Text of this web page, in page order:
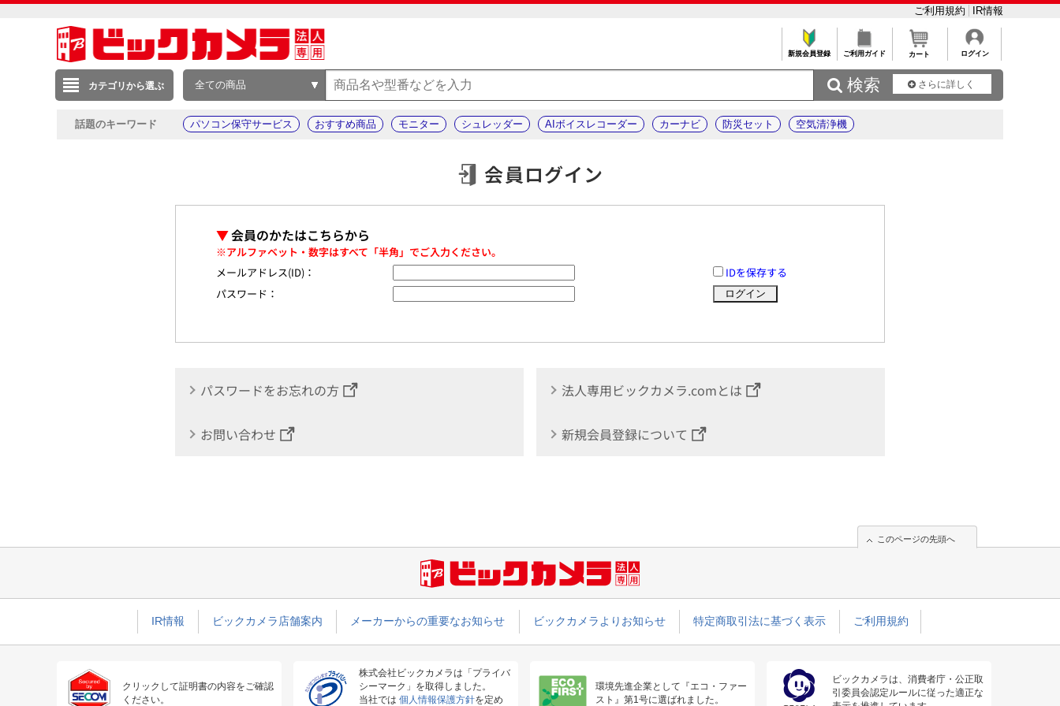
ご利用規約 IR情報
新規会員登録 ご利用ガイド カート ログイン
カテゴリから選ぶ 全ての商品  検索 さらに詳しく
話題のキーワード パソコン保守サービス おすすめ商品 モニター シュレッダー AIボイスレコーダー カーナビ 防災セット 空気清浄機
会員ログイン
▼会員のかたはこちらから
※アルファベット・数字はすべて「半角」でご入力ください。
メールアドレス(ID)：
IDを保存する
パスワード：
パスワードをお忘れの方 法人専用ビックカメラ.comとは
お問い合わせ 新規会員登録について
このページの先頭へ
IR情報 ビックカメラ店舗案内 メーカーからの重要なお知らせ ビックカメラよりお知らせ 特定商取引法に基づく表示 ご利用規約
クリックして証明書の内容をご確認
ください。
株式会社ビックカメラは「プライバ
シーマーク」を取得しました。
当社では 個人情報保護方針を定め
環境先進企業として『エコ・ファー
スト』第1号に選ばれました。
ビックカメラは、消費者庁・公正取
引委員会認定ルールに従った適正な